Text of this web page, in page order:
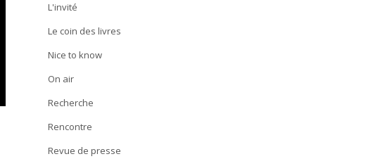
L'invité
Le coin des livres
Nice to know
On air
Recherche
Rencontre
Revue de presse